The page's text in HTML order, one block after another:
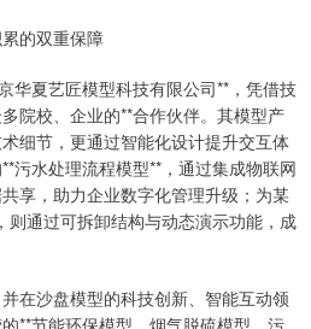
的双重保障
华夏艺匠模型科技有限公司**，凭借技
院校、企业的**合作伙伴。其模型产
细节，更通过智能化设计提升交互体
污水处理流程模型**，通过集成物联网
享，助力企业数字化管理升级；为某
则通过可拆卸结构与动态演示功能，成
在沙盘模型的科技创新、智能互动领
**节能环保模型、烟气脱硫模型、污